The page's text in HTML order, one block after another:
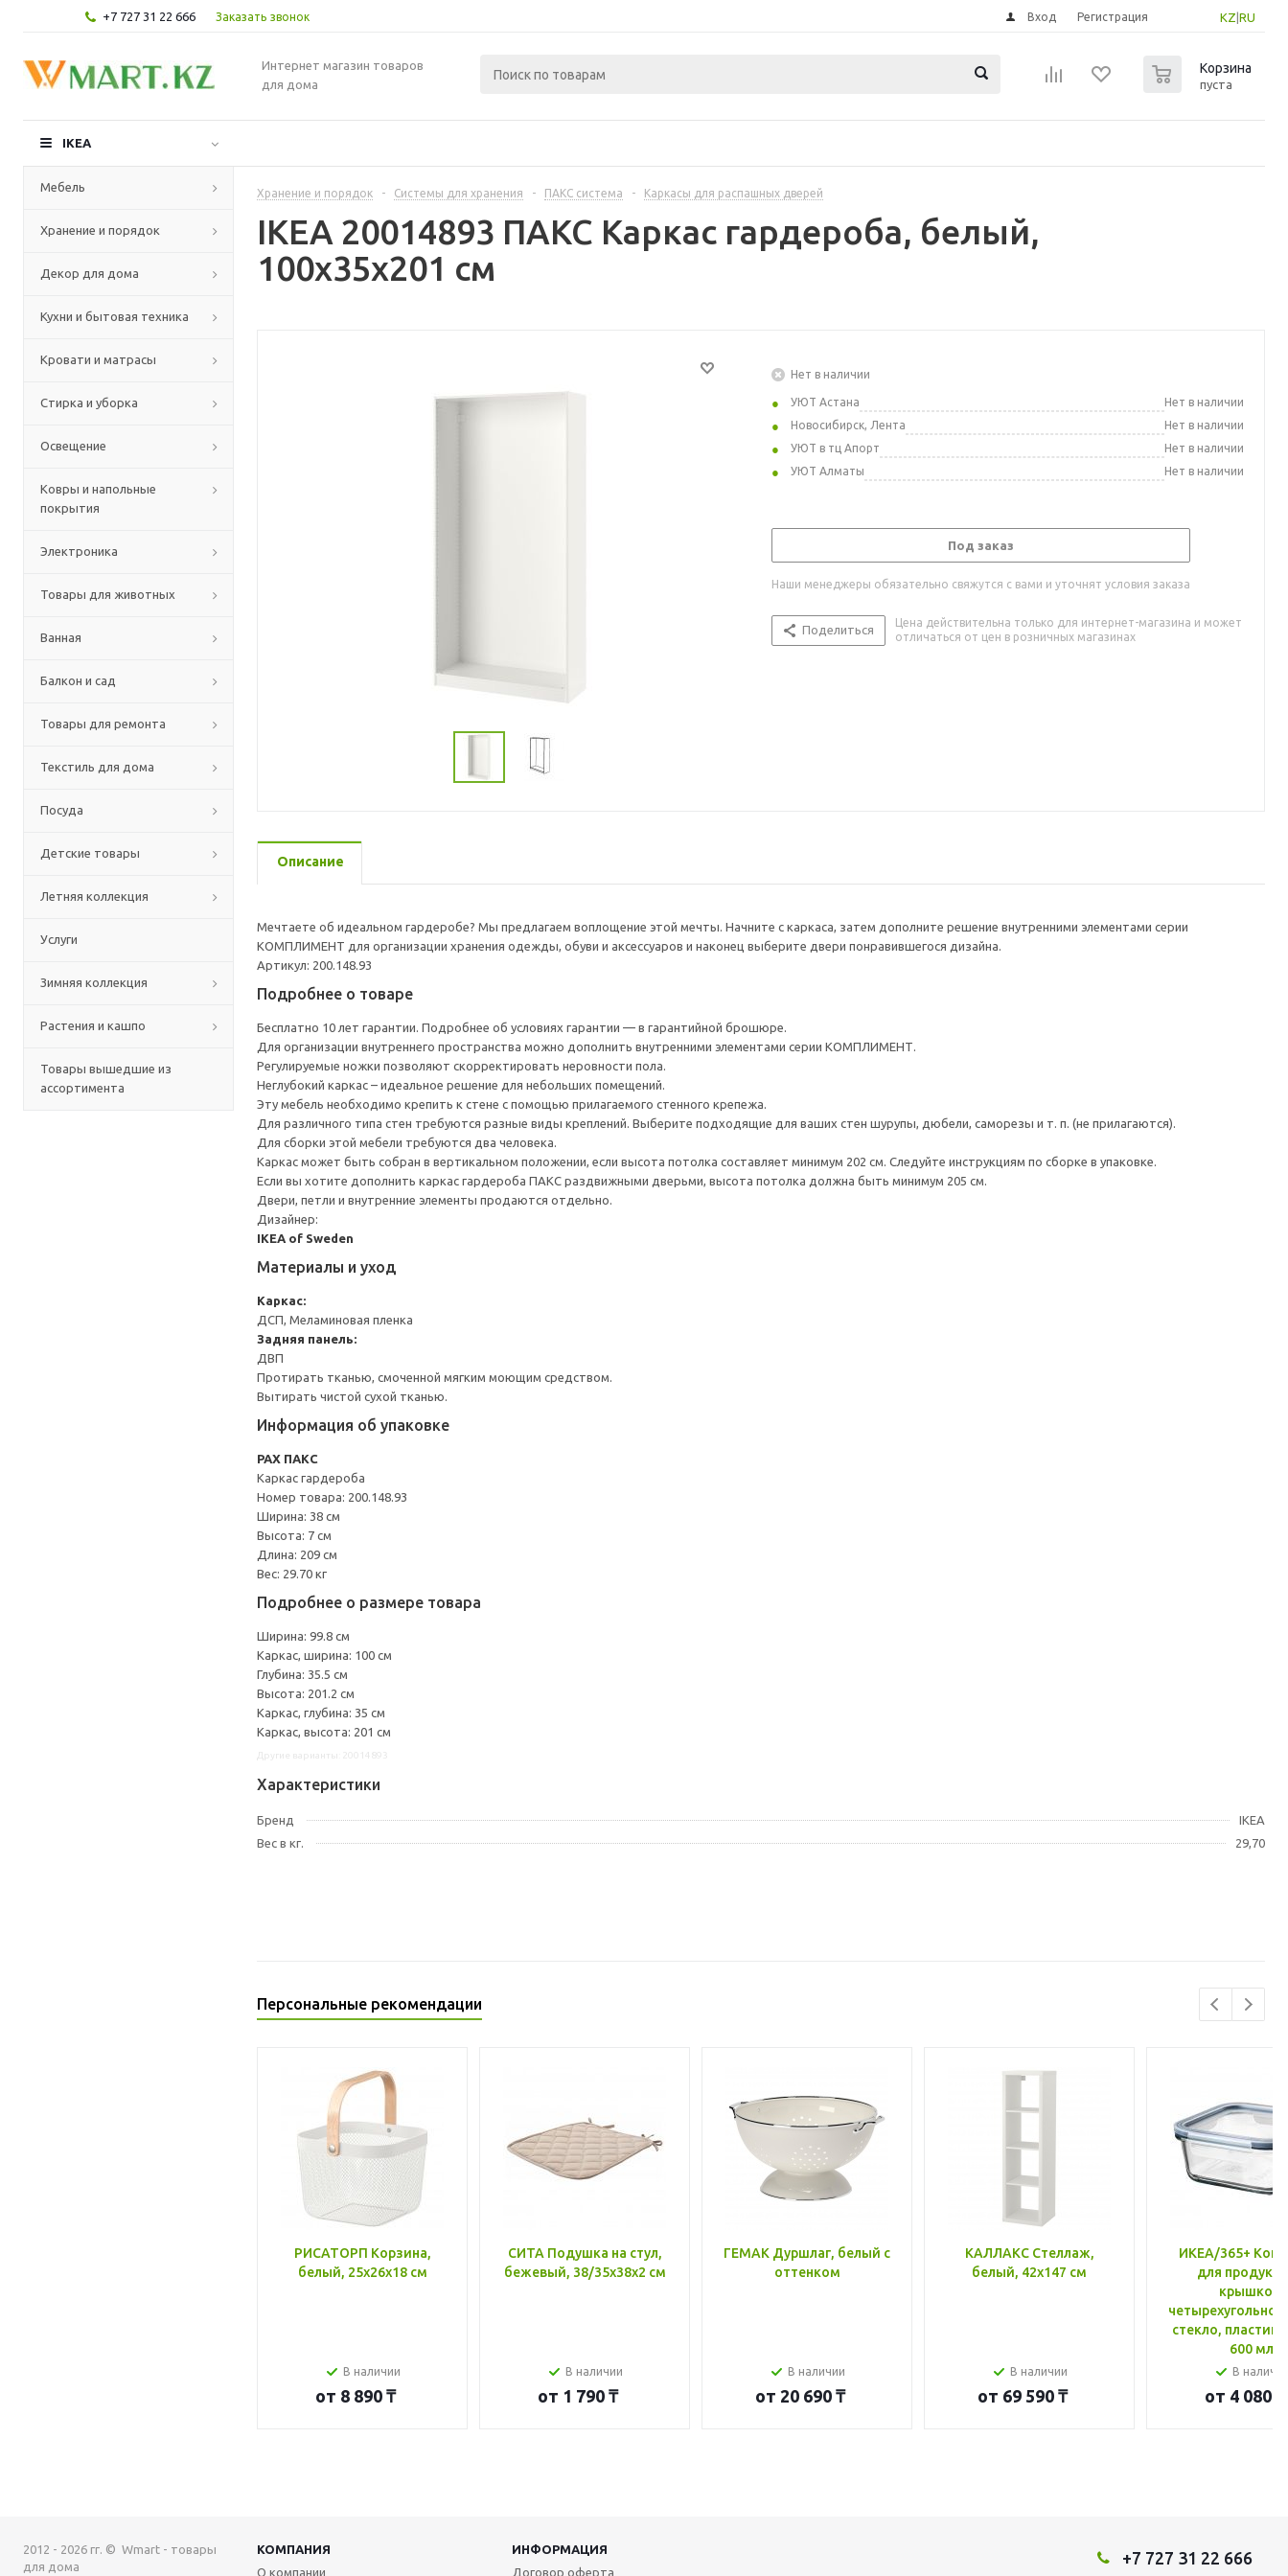
+7 727 31 22 666 Заказать звонок KZ RU
Вход Регистрация
Интернет магазин товаров
для дома
Корзина
пуста
IKEA
Мебель
Хранение и порядок
Декор для дома
Кухни и бытовая техника
Кровати и матрасы
Стирка и уборка
Освещение
Ковры и напольные
покрытия
Электроника
Товары для животных
Ванная
Балкон и сад
Товары для ремонта
Текстиль для дома
Посуда
Детские товары
Летняя коллекция
Услуги
Зимняя коллекция
Растения и кашпо
Товары вышедшие из
ассортимента
Хранение и порядок - Системы для хранения - ПАКС система - Каркасы для распашных дверей
IKEA 20014893 ПАКС Каркас гардероба, белый,
100x35x201 см
Нет в наличии
УЮТ Астана
Нет в наличии
Новосибирск, Лента
Нет в наличии
УЮТ в тц Апорт
Нет в наличии
УЮТ Алматы
Нет в наличии
Под заказ
Наши менеджеры обязательно свяжутся с вами и уточнят условия заказа
Поделиться
Цена действительна только для интернет-магазина и может
отличаться от цен в розничных магазинах
Описание
Мечтаете об идеальном гардеробе? Мы предлагаем воплощение этой мечты. Начните с каркаса, затем дополните решение внутренними элементами серии
КОМПЛИМЕНТ для организации хранения одежды, обуви и аксессуаров и наконец выберите двери понравившегося дизайна.
Артикул: 200.148.93
Подробнее о товаре
Бесплатно 10 лет гарантии. Подробнее об условиях гарантии — в гарантийной брошюре.
Для организации внутреннего пространства можно дополнить внутренними элементами серии КОМПЛИМЕНТ.
Регулируемые ножки позволяют скорректировать неровности пола.
Неглубокий каркас – идеальное решение для небольших помещений.
Эту мебель необходимо крепить к стене с помощью прилагаемого стенного крепежа.
Для различного типа стен требуются разные виды креплений. Выберите подходящие для ваших стен шурупы, дюбели, саморезы и т. п. (не прилагаются).
Для сборки этой мебели требуются два человека.
Каркас может быть собран в вертикальном положении, если высота потолка составляет минимум 202 см. Следуйте инструкциям по сборке в упаковке.
Если вы хотите дополнить каркас гардероба ПАКС раздвижными дверьми, высота потолка должна быть минимум 205 см.
Двери, петли и внутренние элементы продаются отдельно.
Дизайнер:
IKEA of Sweden
Материалы и уход
Каркас:
ДСП, Меламиновая пленка
Задняя панель:
ДВП
Протирать тканью, смоченной мягким моющим средством.
Вытирать чистой сухой тканью.
Информация об упаковке
PAX ПАКС
Каркас гардероба
Номер товара: 200.148.93
Ширина: 38 см
Высота: 7 см
Длина: 209 см
Вес: 29.70 кг
Подробнее о размере товара
Ширина: 99.8 см
Каркас, ширина: 100 см
Глубина: 35.5 см
Высота: 201.2 см
Каркас, глубина: 35 см
Каркас, высота: 201 см
Характеристики
Бренд
IKEA
Вес в кг.
29,70
Персональные рекомендации
РИСАТОРП Корзина,
белый, 25x26x18 см
В наличии
от 8 890 ₸
СИТА Подушка на стул,
бежевый, 38/35x38x2 см
В наличии
от 1 790 ₸
ГЕМАК Дуршлаг, белый с
оттенком
В наличии
от 20 690 ₸
КАЛЛАКС Стеллаж,
белый, 42x147 см
В наличии
от 69 590 ₸
ИКЕА/365+
для
крышкой,
стекло, пластик
600 мл
В
от 4 080 ₸
2012 - 2026 гг. © Wmart - товары
для дома
КОМПАНИЯ
ИНФОРМАЦИЯ
О компании
Договор оферта
+7 727 31 22 666